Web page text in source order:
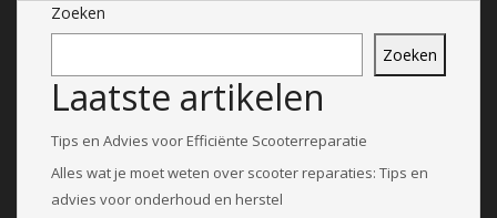
Zoeken
Zoeken
Laatste artikelen
Tips en Advies voor Efficiënte Scooterreparatie
Alles wat je moet weten over scooter reparaties: Tips en
advies voor onderhoud en herstel